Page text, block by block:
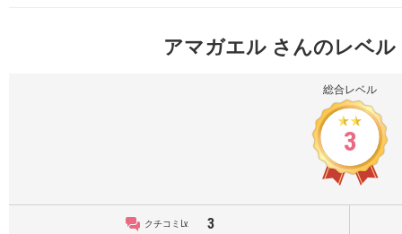
アマガエル さんのレベル
総合レベル
3
クチコミLv. 3